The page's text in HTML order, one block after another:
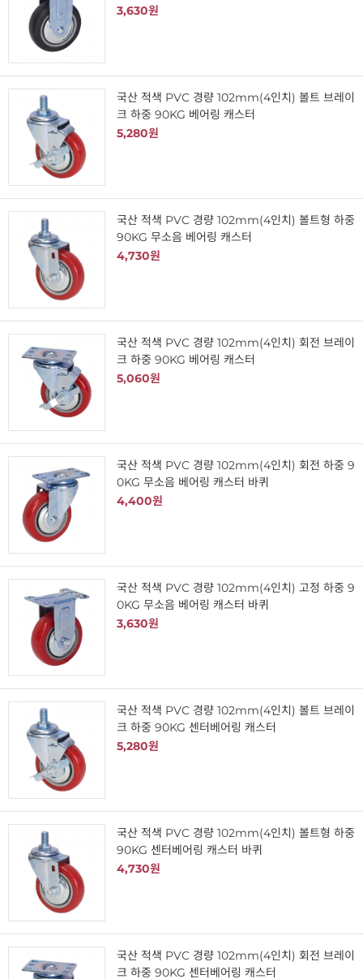
3,630원
국산 적색 PVC 경량 102mm(4인치) 볼트 브레이
크 하중 90KG 베어링 캐스터
5,280원
국산 적색 PVC 경량 102mm(4인치) 볼트형 하중
90KG 무소음 베어링 캐스터
4,730원
국산 적색 PVC 경량 102mm(4인치) 회전 브레이
크 하중 90KG 베어링 캐스터
5,060원
국산 적색 PVC 경량 102mm(4인치) 회전 하중 9
0KG 무소음 베어링 캐스터 바퀴
4,400원
국산 적색 PVC 경량 102mm(4인치) 고정 하중 9
0KG 무소음 베어링 캐스터 바퀴
3,630원
국산 적색 PVC 경량 102mm(4인치) 볼트 브레이
크 하중 90KG 센터베어링 캐스터
5,280원
국산 적색 PVC 경량 102mm(4인치) 볼트형 하중
90KG 센터베어링 캐스터 바퀴
4,730원
국산 적색 PVC 경량 102mm(4인치) 회전 브레이
크 하중 90KG 센터베어링 캐스터